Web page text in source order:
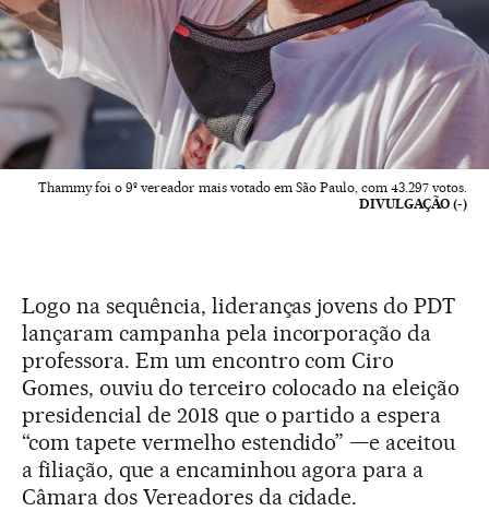
Thammy foi o 9º vereador mais votado em São Paulo, com 43.297 votos.
DIVULGAÇÃO (-)
Logo na sequência, lideranças jovens do PDT
lançaram campanha pela incorporação da
professora. Em um encontro com Ciro
Gomes, ouviu do terceiro colocado na eleição
presidencial de 2018 que o partido a espera
“com tapete vermelho estendido” —e aceitou
a filiação, que a encaminhou agora para a
Câmara dos Vereadores da cidade.